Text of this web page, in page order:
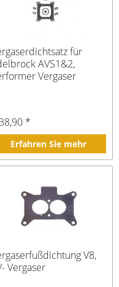
für
AVS1&2,
Vergaser
*
Erfahren Sie mehr
V8,
Vergaser